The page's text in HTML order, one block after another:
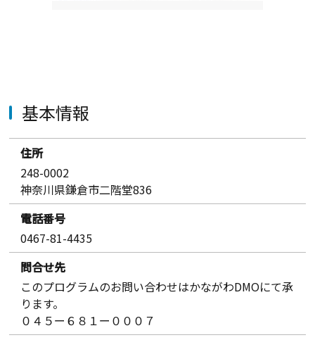
基本情報
住所
248-0002
神奈川県鎌倉市二階堂836
電話番号
0467-81-4435
問合せ先
このプログラムのお問い合わせはかながわDMOにて承
ります。
０４５ー６８１ー０００７